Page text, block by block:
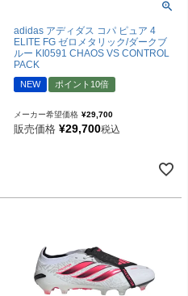
adidas アディダス コパ ピュア 4
ELITE FG ゼロメタリック/ダークブ
ルー KI0591 CHAOS VS CONTROL
PACK
NEW ポイント10倍
メーカー希望価格 ¥29,700
販売価格 ¥29,700税込